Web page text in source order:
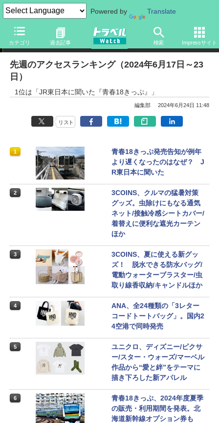
Powered by Translate
カテゴリ 過去記事 検索 Impressサイト
アクセスランキング
先週のアクセスランキング（2024年6月17日～23
日）
1位は「JR東日本に聞いた『青春18きっぷ』」
編集部 2024年6月24日 11:48
リスト
1
青春18きっぷ発売告知が例年
より遅くなったのはなぜ？ J
R東日本に聞いた
2
3COINS、クルマの猛暑対策
グッズ。虫除けにもなる通気
ネット/接触冷感シートカバー/
着替えに便利な遮光カーテン
ほか
3
3COINS、夏に使える新グッ
ズ！ 脱水できる防水バッグ/
電動ウォーターブラスター/虫
取り線香収納/キャンドルほか
4
ANA、全24種類の「3レター
コードトートバッグ」。国内2
4空港で同時発売
5
ユニクロ、ディズニー/ピクサ
ー/スター・ウォーズ/マーベル
作品から“愛と絆”をテーマに
描き下ろした新アパレル
6
青春18きっぷ、2024年度夏季
の販売・利用期間を発表。北
海道新幹線オプション券も